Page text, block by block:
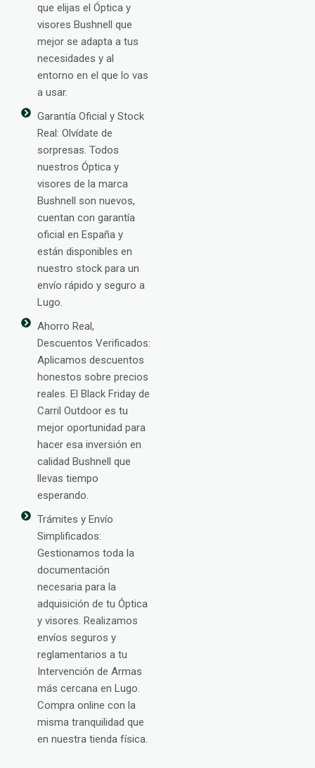
que elijas el Óptica y
visores Bushnell que
mejor se adapta a tus
necesidades y al
entorno en el que lo vas
a usar.
Garantía Oficial y Stock
Real: Olvídate de
sorpresas. Todos
nuestros Óptica y
visores de la marca
Bushnell son nuevos,
cuentan con garantía
oficial en España y
están disponibles en
nuestro stock para un
envío rápido y seguro a
Lugo.
Ahorro Real,
Descuentos Verificados:
Aplicamos descuentos
honestos sobre precios
reales. El Black Friday de
Carril Outdoor es tu
mejor oportunidad para
hacer esa inversión en
calidad Bushnell que
llevas tiempo
esperando.
Trámites y Envío
Simplificados:
Gestionamos toda la
documentación
necesaria para la
adquisición de tu Óptica
y visores. Realizamos
envíos seguros y
reglamentarios a tu
Intervención de Armas
más cercana en Lugo.
Compra online con la
misma tranquilidad que
en nuestra tienda física.